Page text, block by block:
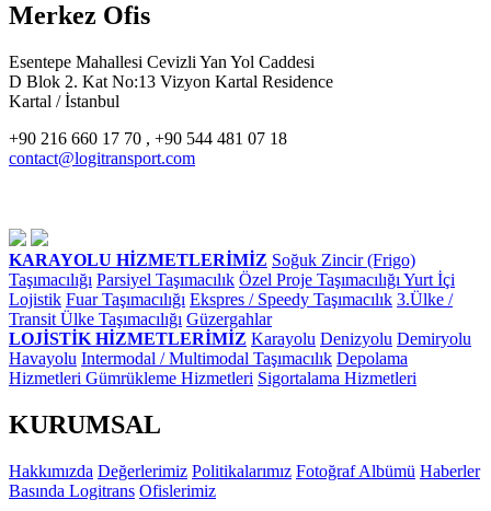
Merkez Ofis
Esentepe Mahallesi Cevizli Yan Yol Caddesi
D Blok 2. Kat No:13 Vizyon Kartal Residence
Kartal / İstanbul
+90 216 660 17 70 , +90 544 481 07 18
contact@logitransport.com
KARAYOLU HİZMETLERİMİZ Soğuk Zincir (Frigo)
Taşımacılığı Parsiyel Taşımacılık Özel Proje Taşımacılığı Yurt İçi
Lojistik Fuar Taşımacılığı Ekspres / Speedy Taşımacılık 3.Ülke /
Transit Ülke Taşımacılığı Güzergahlar
LOJİSTİK HİZMETLERİMİZ Karayolu Denizyolu Demiryolu
Havayolu Intermodal / Multimodal Taşımacılık Depolama
Hizmetleri Gümrükleme Hizmetleri Sigortalama Hizmetleri
KURUMSAL
Hakkımızda Değerlerimiz Politikalarımız Fotoğraf Albümü Haberler
Basında Logitrans Ofislerimiz